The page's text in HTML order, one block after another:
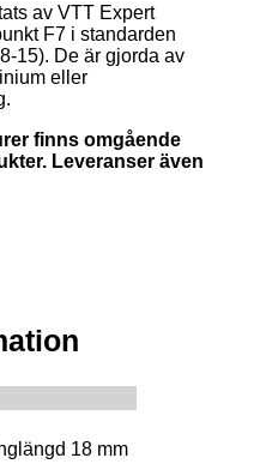
av VTT Expert
F7 i standarden
15). De är gjorda av
eller
finns omgående
Leveranser även
18 mm